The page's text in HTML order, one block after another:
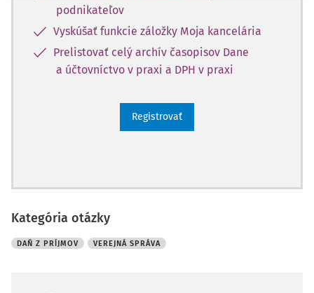
podnikateľov
Vyskúšať funkcie záložky Moja kancelária
Prelistovať celý archív časopisov Dane
a účtovníctvo v praxi a DPH v praxi
Registrovať
Kategória otázky
DAŇ Z PRÍJMOV VEREJNÁ SPRÁVA